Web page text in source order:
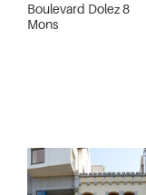
Boulevard Dolez 8
Mons